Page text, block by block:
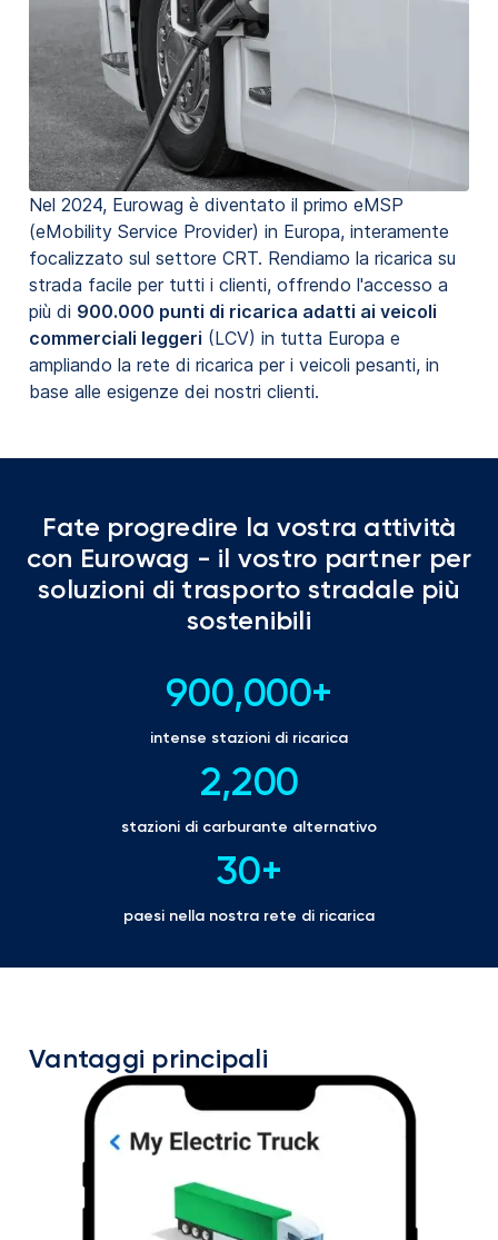
Nel 2024, Eurowag è diventato il primo eMSP
(eMobility Service Provider) in Europa, interamente
focalizzato sul settore CRT. Rendiamo la ricarica su
strada facile per tutti i clienti, offrendo l'accesso a
più di 900.000 punti di ricarica adatti ai veicoli
commerciali leggeri (LCV) in tutta Europa e
ampliando la rete di ricarica per i veicoli pesanti, in
base alle esigenze dei nostri clienti.
Fate progredire la vostra attività
con Eurowag - il vostro partner per
soluzioni di trasporto stradale più
sostenibili
900,000+
intense stazioni di ricarica
2,200
stazioni di carburante alternativo
30+
paesi nella nostra rete di ricarica
Vantaggi principali